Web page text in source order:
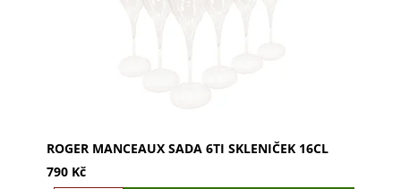
ROGER MANCEAUX SADA 6TI SKLENIČEK 16CL
790 Kč